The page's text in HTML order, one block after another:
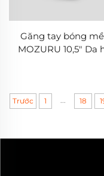
Găng tay bóng
MOZURU 10,5" Da
Trước 1 18